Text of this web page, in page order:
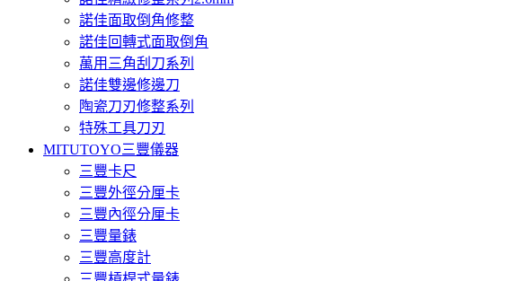
諾佳面取倒角修整
諾佳回轉式面取倒角
萬用三角刮刀系列
諾佳雙邊修邊刀
陶瓷刀刃修整系列
特殊工具刀刃
MITUTOYO三豐儀器
三豐卡尺
三豐外徑分厘卡
三豐內徑分厘卡
三豐量錶
三豐高度計